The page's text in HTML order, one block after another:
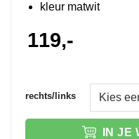
kleur matwit
119,-
rechts/links
IN JE